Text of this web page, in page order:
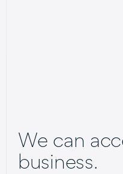
We can
business.